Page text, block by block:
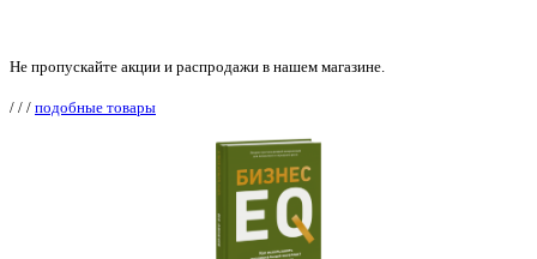
Не пропускайте акции и распродажи в нашем магазине.
/ / / подобные товары